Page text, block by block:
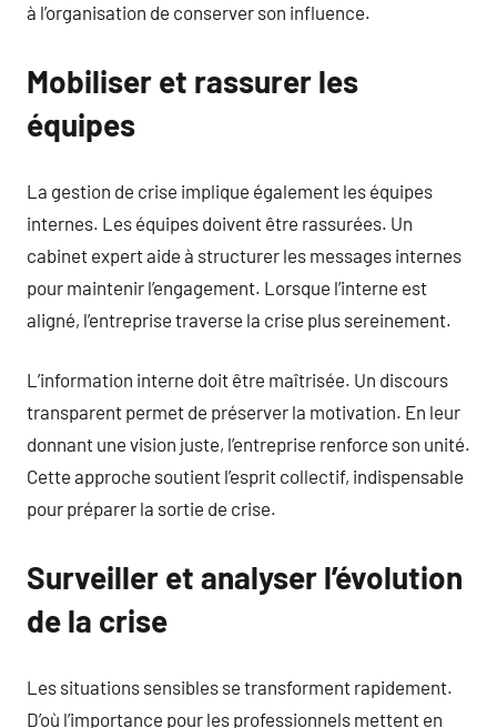
à l’organisation de conserver son influence.
Mobiliser et rassurer les
équipes
La gestion de crise implique également les équipes
internes. Les équipes doivent être rassurées. Un
cabinet expert aide à structurer les messages internes
pour maintenir l’engagement. Lorsque l’interne est
aligné, l’entreprise traverse la crise plus sereinement.
L’information interne doit être maîtrisée. Un discours
transparent permet de préserver la motivation. En leur
donnant une vision juste, l’entreprise renforce son unité.
Cette approche soutient l’esprit collectif, indispensable
pour préparer la sortie de crise.
Surveiller et analyser l’évolution
de la crise
Les situations sensibles se transforment rapidement.
D’où l’importance pour les professionnels mettent en